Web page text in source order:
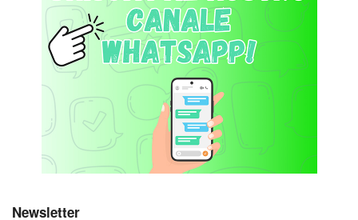
Newsletter